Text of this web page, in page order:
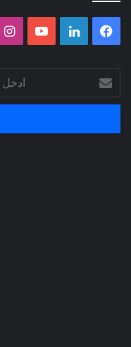
فيسبوك لينكدإن
ادخل
بريدك
الإلكتروني